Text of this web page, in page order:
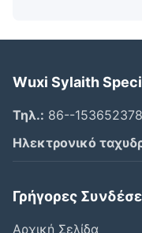
Wuxi Sylaith
Τηλ.: 86--
Ηλεκτρονικό
Γρήγορες
Αρχική Σελίδα